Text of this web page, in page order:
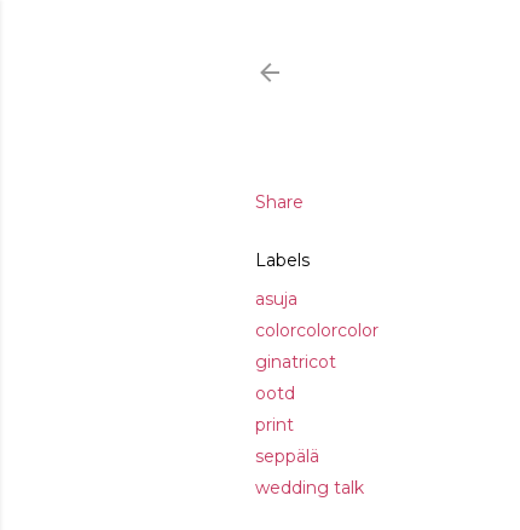
Share
Labels
asuja
colorcolorcolor
ginatricot
ootd
print
seppälä
wedding talk